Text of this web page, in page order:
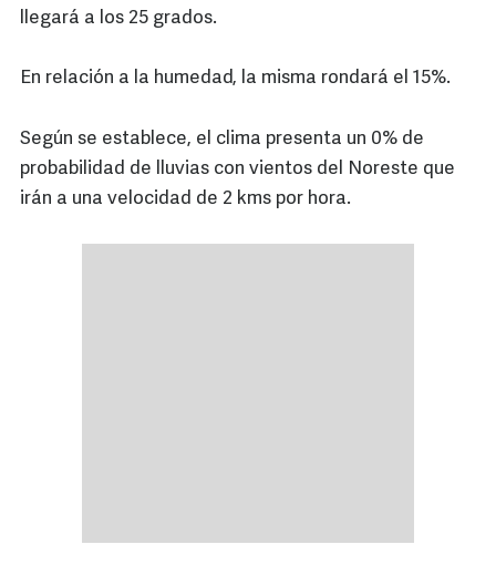
llegará a los 25 grados.
En relación a la humedad, la misma rondará el 15%.
Según se establece, el clima presenta un 0% de
probabilidad de lluvias con vientos del Noreste que
irán a una velocidad de 2 kms por hora.